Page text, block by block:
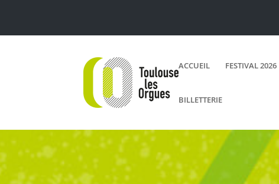
ACCUEIL FESTIVAL 2026
BILLETTERIE